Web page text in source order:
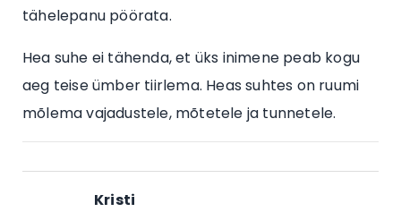
tähelepanu pöörata.
Hea suhe ei tähenda, et üks inimene peab kogu
aeg teise ümber tiirlema. Heas suhtes on ruumi
mõlema vajadustele, mõtetele ja tunnetele.
Kristi